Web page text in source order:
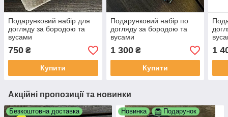
Подарунковий набір для
догляду за бородою та
вусами
750 ₴
Купити
Подарунковий набір по
догляду за бородою та
вусами
1 300₴
Купити
1
Акційні пропозиції та новинки
Безкоштовна доставка
Новинка Подарунок